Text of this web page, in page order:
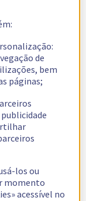
de
bem
páginas;
los ou
momento
acessível no